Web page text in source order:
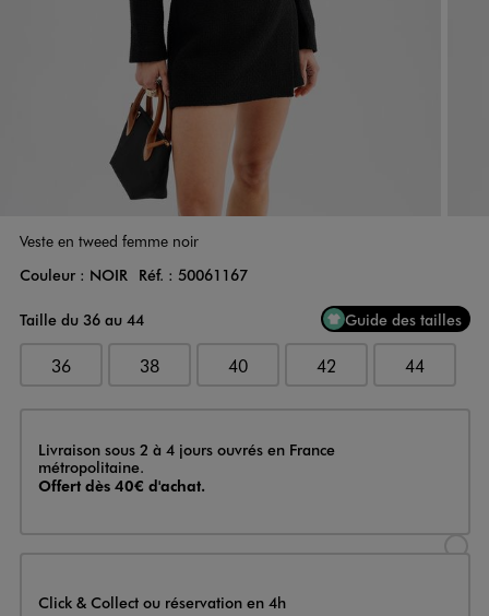
Veste en tweed femme noir
Couleur
Couleur : NOIR Réf. : 50061167
Taille du 36 au 44
Guide des tailles
36 38 40 42 44
Livraison
Livraison sous 2 à 4 jours ouvrés en France
métropolitaine.
Offert dès 40€ d'achat.
Click & Collect ou réservation en 4h